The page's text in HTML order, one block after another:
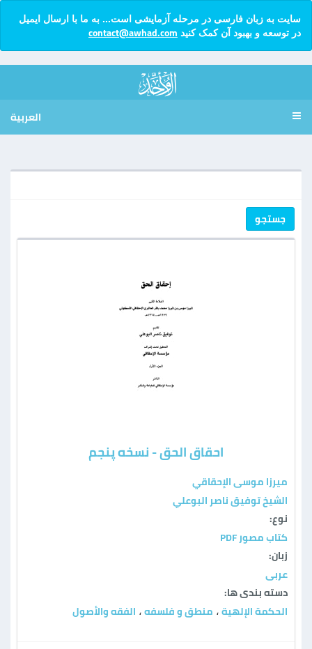
سایت به زبان فارسی در مرحله آزمایشی است... به ما با ارسال ایمیل
در توسعه و بهبود آن کمک کنید contact@awhad.com
العربية
جستجو
احقاق الحق - نسخه پنجم
ميرزا موسى الإحقاقي
الشيخ توفيق ناصر البوعلي
نوع:
كتاب مصور PDF
زبان:
عربی
دسته بندی ها:
الحكمة الإلهية ، منطق و فلسفه ، الفقه والأصول